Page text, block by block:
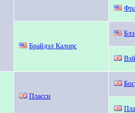
Брайдэл Калорс
Пласси